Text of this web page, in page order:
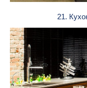
21.